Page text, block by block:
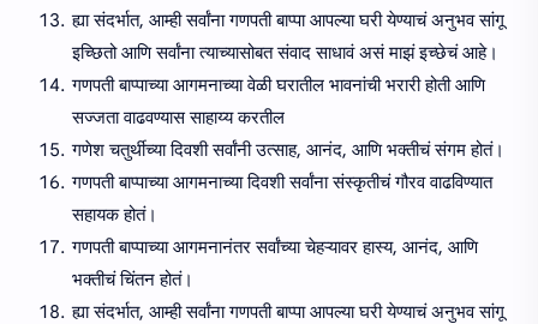
ह्या संदर्भात, आम्ही सर्वांना गणपती बाप्पा आपल्या घरी येण्याचं अनुभव सांगू
इच्छितो आणि सर्वांना त्याच्यासोबत संवाद साधावं असं माझं इच्छेचं आहे।
गणपती बाप्पाच्या आगमनाच्या वेळी घरातील भावनांची भरारी होती आणि
सज्जता वाढवण्यास साहाय्य करतील
गणेश चतुर्थीच्या दिवशी सर्वांनी उत्साह, आनंद, आणि भक्तीचं संगम होतं।
गणपती बाप्पाच्या आगमनाच्या दिवशी सर्वांना संस्कृतीचं गौरव वाढविण्यात
सहायक होतं।
गणपती बाप्पाच्या आगमनानंतर सर्वांच्या चेहऱ्यावर हास्य, आनंद, आणि
भक्तीचं चिंतन होतं।
ह्या संदर्भात, आम्ही सर्वांना गणपती बाप्पा आपल्या घरी येण्याचं अनुभव सांगू